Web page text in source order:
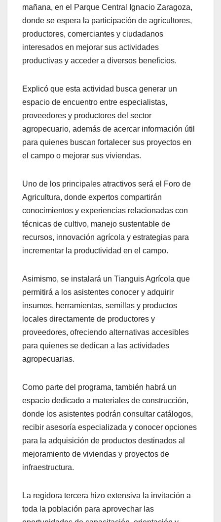
mañana, en el Parque Central Ignacio Zaragoza,
donde se espera la participación de agricultores,
productores, comerciantes y ciudadanos
interesados en mejorar sus actividades
productivas y acceder a diversos beneficios.
Explicó que esta actividad busca generar un
espacio de encuentro entre especialistas,
proveedores y productores del sector
agropecuario, además de acercar información útil
para quienes buscan fortalecer sus proyectos en
el campo o mejorar sus viviendas.
Uno de los principales atractivos será el Foro de
Agricultura, donde expertos compartirán
conocimientos y experiencias relacionadas con
técnicas de cultivo, manejo sustentable de
recursos, innovación agrícola y estrategias para
incrementar la productividad en el campo.
Asimismo, se instalará un Tianguis Agrícola que
permitirá a los asistentes conocer y adquirir
insumos, herramientas, semillas y productos
locales directamente de productores y
proveedores, ofreciendo alternativas accesibles
para quienes se dedican a las actividades
agropecuarias.
Como parte del programa, también habrá un
espacio dedicado a materiales de construcción,
donde los asistentes podrán consultar catálogos,
recibir asesoría especializada y conocer opciones
para la adquisición de productos destinados al
mejoramiento de viviendas y proyectos de
infraestructura.
La regidora tercera hizo extensiva la invitación a
toda la población para aprovechar las